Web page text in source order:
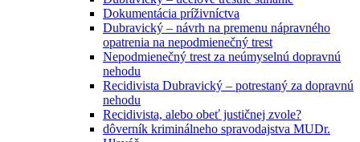
Dokumentácia príživníctva
Dubravický – návrh na premenu nápravného
opatrenia na nepodmienečný trest
Nepodmienečný trest za neúmyselnú dopravnú
nehodu
Recidivista Dubravický – potrestaný za dopravnú
nehodu
Recidivista, alebo obeť justičnej zvole?
dôverník kriminálneho spravodajstva MUDr.